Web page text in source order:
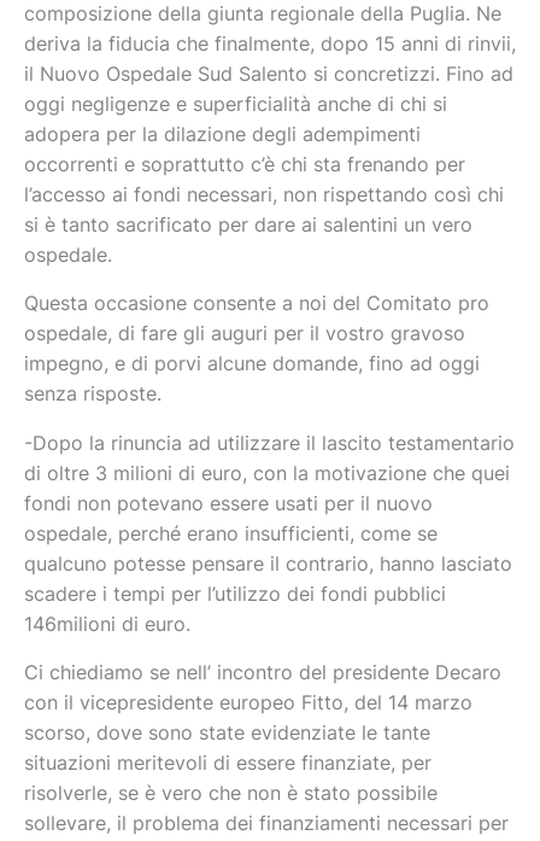
composizione della giunta regionale della Puglia. Ne
deriva la fiducia che finalmente, dopo 15 anni di rinvii,
il Nuovo Ospedale Sud Salento si concretizzi. Fino ad
oggi negligenze e superficialità anche di chi si
adopera per la dilazione degli adempimenti
occorrenti e soprattutto c’è chi sta frenando per
l’accesso ai fondi necessari, non rispettando così chi
si è tanto sacrificato per dare ai salentini un vero
ospedale.
Questa occasione consente a noi del Comitato pro
ospedale, di fare gli auguri per il vostro gravoso
impegno, e di porvi alcune domande, fino ad oggi
senza risposte.
-Dopo la rinuncia ad utilizzare il lascito testamentario
di oltre 3 milioni di euro, con la motivazione che quei
fondi non potevano essere usati per il nuovo
ospedale, perché erano insufficienti, come se
qualcuno potesse pensare il contrario, hanno lasciato
scadere i tempi per l’utilizzo dei fondi pubblici
146milioni di euro.
Ci chiediamo se nell’ incontro del presidente Decaro
con il vicepresidente europeo Fitto, del 14 marzo
scorso, dove sono state evidenziate le tante
situazioni meritevoli di essere finanziate, per
risolverle, se è vero che non è stato possibile
sollevare, il problema dei finanziamenti necessari per